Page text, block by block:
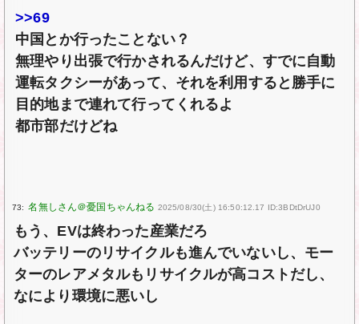
>>69
中国とか行ったことない？
無理やり出張で行かされるんだけど、すでに自動
運転タクシーがあって、それを利用すると勝手に
目的地まで連れて行ってくれるよ
都市部だけどね
73: 2025/08/30(土) 16:50:12.17 ID:3BDtDrUJ0
もう、EVは終わった産業だろ
バッテリーのリサイクルも進んでいないし、モー
ターのレアメタルもリサイクルが高コストだし、
なにより環境に悪いし